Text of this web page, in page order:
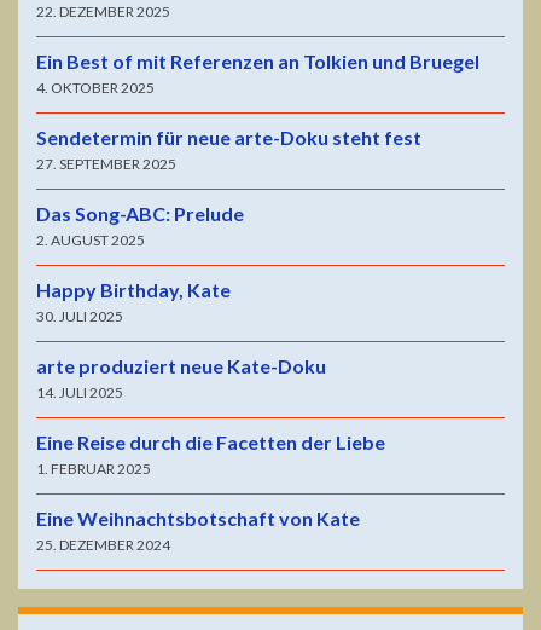
22. DEZEMBER 2025
Ein Best of mit Referenzen an Tolkien und Bruegel
4. OKTOBER 2025
Sendetermin für neue arte-Doku steht fest
27. SEPTEMBER 2025
Das Song-ABC: Prelude
2. AUGUST 2025
Happy Birthday, Kate
30. JULI 2025
arte produziert neue Kate-Doku
14. JULI 2025
Eine Reise durch die Facetten der Liebe
1. FEBRUAR 2025
Eine Weihnachtsbotschaft von Kate
25. DEZEMBER 2024